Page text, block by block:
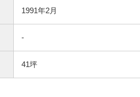
1991年2月
-
41坪